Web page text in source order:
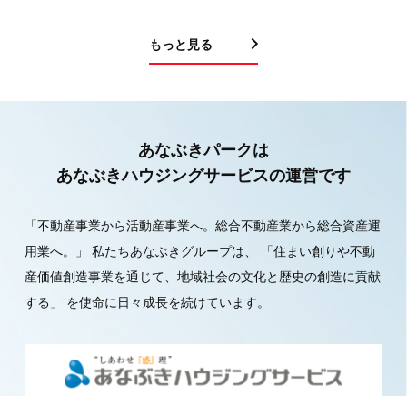
もっと見る
あなぶきパークは
あなぶきハウジングサービスの運営です
「不動産事業から活動産事業へ。総合不動産業から総合資産運
用業へ。」
私たちあなぶきグループは、
「住まい創りや不動
産価値創造事業を通じて、地域社会の文化と歴史の創造に貢献
する」
を使命に日々成長を続けています。